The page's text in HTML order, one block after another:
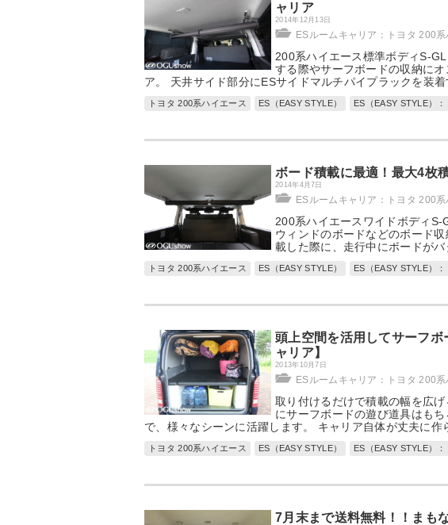
ャリア
2014年12月13日
ESルームキャリア：トヨタ 200
200系ハイエース標準ボディS-
する際やサーフボードの収納に
ア。 天井サイド部分にESサイドマルチパイプラックを装着
トヨタ 200系ハイエース ES（EASY STYLE） ES（EASY STYLE）
ボード積載に最適！最大4枚
2014年4月7日
ESルームキャリア：トヨタ 200
200系ハイエースワイドボディ
ウィンドのボードなどのボード
載した際に、走行中にボードが
トヨタ 200系ハイエース ES（EASY STYLE） ES（EASY STYLE）
頭上空間を活用してサーフ
ャリア】
2013年10月7日
ESルームキャリア：トヨタ 200
取り付けるだけで積載の幅を広
にサーフボードの遊び道具はも
で、様々なシーンに活躍します。 キャリア自体が丈夫に作
トヨタ 200系ハイエース ES（EASY STYLE） ES（EASY STYLE）
7月末まで送料無料！！まも